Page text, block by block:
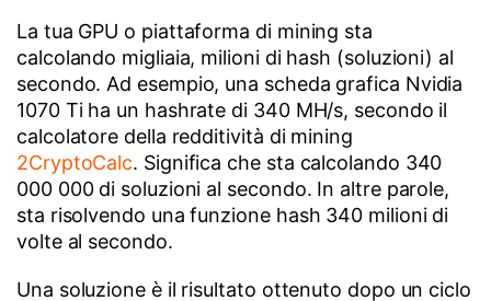
La tua GPU o piattaforma di mining sta
calcolando migliaia, milioni di hash (soluzioni) al
secondo. Ad esempio, una scheda grafica Nvidia
1070 Ti ha un hashrate di 340 MH/s, secondo il
calcolatore della redditività di mining
2CryptoCalc. Significa che sta calcolando 340
000 000 di soluzioni al secondo. In altre parole,
sta risolvendo una funzione hash 340 milioni di
volte al secondo.
Una soluzione è il risultato ottenuto dopo un ciclo